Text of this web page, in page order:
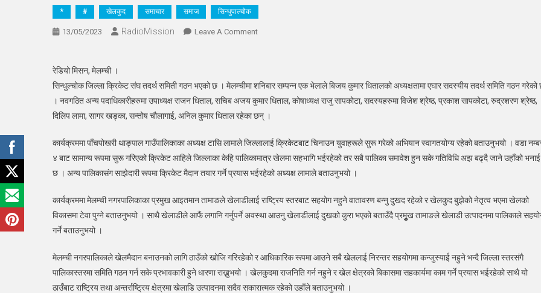
* # खेलकुद समाचार समाज सिन्धुपाल्चोक
13/05/2023 RadioMission Leave A CommentOn
संघ
तदर्थ
समिति
रेडियो मिसन, मेलम्ची ।
सिन्धुल्चोक जिल्ला क्रिकेट संघ तदर्थ समिती गठन भएको छ । मेलम्चीमा शनिबार सम्पन्न एक भेलाले बिजय कुमार धितालको अध्यक्षतामा एघार सदस्यीय तदर्थ समिति गठन गरेको
। नवगठित अन्य पदाधिकारीहरुमा उपाध्यक्ष राजन धिताल, सचिब अजय कुमार धिताल, कोषाध्यक्ष राजु सापकोटा, सदस्यहरुमा विजेश श्रेष्ठ, प्रकाश सापकोटा, रुद्रशरण श्रेष्ठ,
दिलिप लामा, सागर खड्का, सन्तोष चौलागाई, अनिल कुमार धिताल रहेका छन् ।
कार्यक्रममा पाँचपोखरी थाङ्पाल गाउँपालिकाका अध्यक्ष टासि लामाले जिल्लालाई क्रिकेटबाट चिनाउन युवाहरूले सुरू गरेको अभियान स्वागतयोग्य रहेको बताउनुभयो । वडा
४ बाट सामान्य रूपमा सुरू गरिएको क्रिकेट आहिले जिल्लाका केहि पालिकामात्र खेलमा सहभागि भईरहेको तर सबै पालिका समावेश हुन सके गतिविधि अझ बढ्दै जाने उहाँको भनाई
छ । अन्य पालिकासंग साझेदारी रूपमा क्रिकेट मैदान तयार गर्ने प्रयास भईरहेको अध्यक्ष लामाले बताउनुभयो ।
कार्यक्रममा मेलम्ची नगरपालिकाका प्रमुख आइतमान तामाङले खेलाडीलाई राष्ट्रिय स्तरबाट सहयोग नहुने वातावरण बन्नु दुखद रहेको र खेलकुद बुझेको नेतृत्व भएमा खेलको
विकासमा टेवा पुग्ने बताउनुभयो । साथै खेलाडीले आफैं लगानि गर्नुपर्ने अवस्था आउनु खेलाडीलाई दुखको कुरा भएको बताउँदै प्रमुृुख तामाङले खेलाडी उत्पादनमा पालिकाले
गर्ने बताउनुभयो ।
मेलम्ची नगरपालिकाले खेलमैदान बनाउनको लागि ठाउँको खोजि गरिरहेको र आधिकारिक रूपमा आउने सबै खेललाई निरन्तर सहयोगमा कन्जुस्याई नहुने भन्दै जिल्ला स्तरसंगै
पालिकास्तरमा समिति गठन गर्न सके प्रभावकारी हुने धारणा राख्नुभयो । खेलकुदमा राजनिति गर्न नहुने र खेल क्षेत्रको बिकासमा सहकार्यमा काम गर्ने प्रयास भईरहेको साथै यो
ठाउँबाट राष्ट्रिय तथा अन्तर्राष्ट्रिय क्षेत्रमा खेलाडि उत्पादनमा सदैव सकारात्मक रहेको उहाँले बताउनुभयो ।